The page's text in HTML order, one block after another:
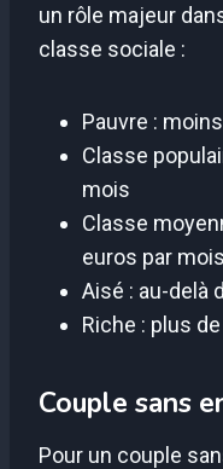
un rôle majeur
classe sociale :
Pauvre :
Classe
mois
Classe
euros par mois
Aisé : au-delà
Riche : plus
Couple sans
Pour un couple